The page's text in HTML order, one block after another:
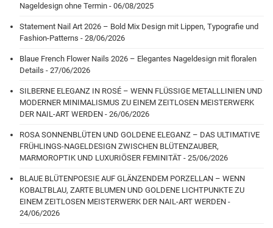
Nageldesign ohne Termin - 06/08/2025
Statement Nail Art 2026 – Bold Mix Design mit Lippen, Typografie und
Fashion-Patterns - 28/06/2026
Blaue French Flower Nails 2026 – Elegantes Nageldesign mit floralen
Details - 27/06/2026
SILBERNE ELEGANZ IN ROSÉ – WENN FLÜSSIGE METALLLINIEN UND
MODERNER MINIMALISMUS ZU EINEM ZEITLOSEN MEISTERWERK
DER NAIL-ART WERDEN - 26/06/2026
ROSA SONNENBLÜTEN UND GOLDENE ELEGANZ – DAS ULTIMATIVE
FRÜHLINGS-NAGELDESIGN ZWISCHEN BLÜTENZAUBER,
MARMOROPTIK UND LUXURIÖSER FEMINITÄT - 25/06/2026
BLAUE BLÜTENPOESIE AUF GLÄNZENDEM PORZELLAN – WENN
KOBALTBLAU, ZARTE BLUMEN UND GOLDENE LICHTPUNKTE ZU
EINEM ZEITLOSEN MEISTERWERK DER NAIL-ART WERDEN -
24/06/2026